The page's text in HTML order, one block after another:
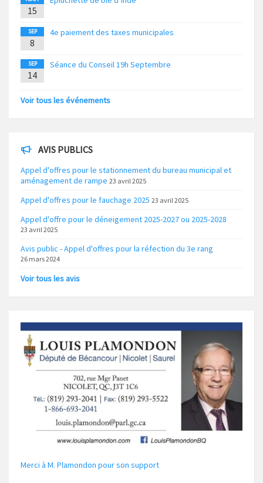
15
SEP
8
4e paiement des taxes municipales
SEP
14
Séance du Conseil 19h Septembre
Voir tous les événements
AVIS PUBLICS
Appel d'offres pour le stationnement du bureau municipal et
aménagement de rampe 23 avril 2025
Appel d'offres pour le fauchage 2025 23 avril 2025
Appel d'offre pour le déneigement 2025-2027 ou 2025-2028
23 avril 2025
Avis public - Appel d'offres pour la réfection du 3e rang
26 mars 2024
Voir tous les avis
Merci à M. Plamondon pour son support